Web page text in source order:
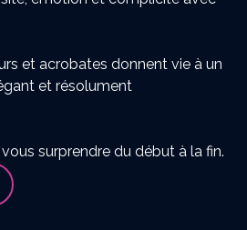
et acrobates donnent vie à un
et résolument
surprendre du début à la fin.